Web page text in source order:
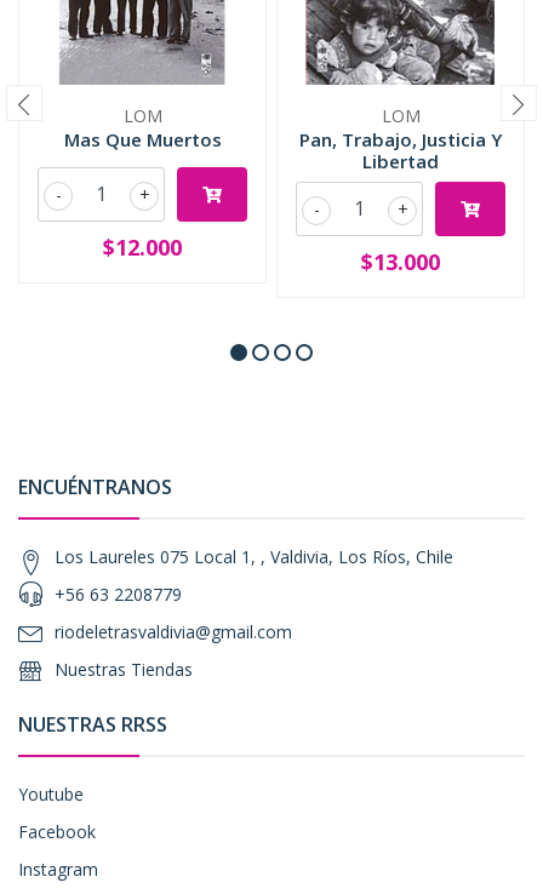
LOM
Mas Que Muertos
+
-
$12.000
LOM
Pan, Trabajo, Justicia Y
Libertad
+
-
$13.000
ENCUÉNTRANOS
Los Laureles 075 Local 1, , Valdivia, Los Ríos, Chile
+56 63 2208779
riodeletrasvaldivia@gmail.com
Nuestras Tiendas
NUESTRAS RRSS
Youtube
Facebook
Instagram